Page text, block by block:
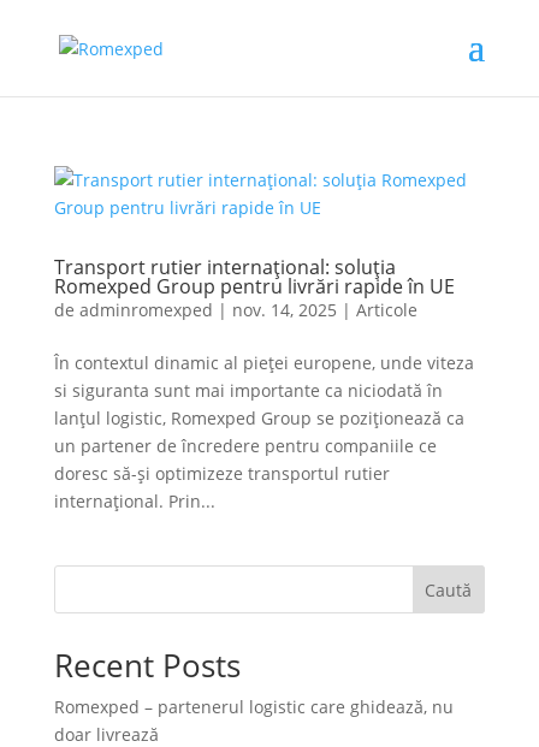
Transport rutier internațional: soluția
Romexped Group pentru livrări rapide în UE
de adminromexped | nov. 14, 2025 | Articole
În contextul dinamic al pieţei europene, unde viteza
si siguranta sunt mai importante ca niciodată în
lanţul logistic, Romexped Group se poziţionează ca
un partener de încredere pentru companiile ce
doresc să-şi optimizeze transportul rutier
internaţional. Prin...
Caută
Recent Posts
Romexped – partenerul logistic care ghidează, nu
doar livrează